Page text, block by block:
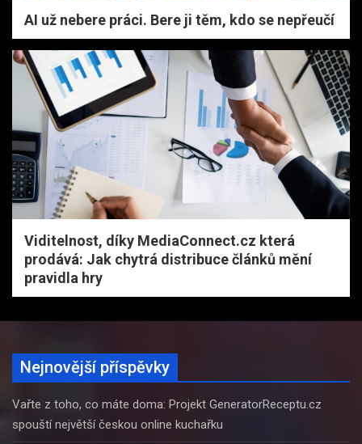
AI už nebere práci. Bere ji těm, kdo se nepřeučí
Viditelnost, díky MediaConnect.cz která
prodává: Jak chytrá distribuce článků mění
pravidla hry
Nejnovější příspěvky
Vařte z toho, co máte doma: Projekt GeneratorReceptu.cz
spouští největší českou online kuchařku